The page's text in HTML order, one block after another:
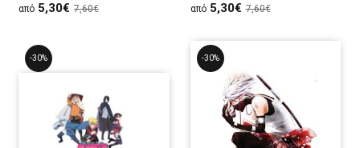
από 5,30€ 7,60€
από 5,30€ 7,60€
-30% -30%